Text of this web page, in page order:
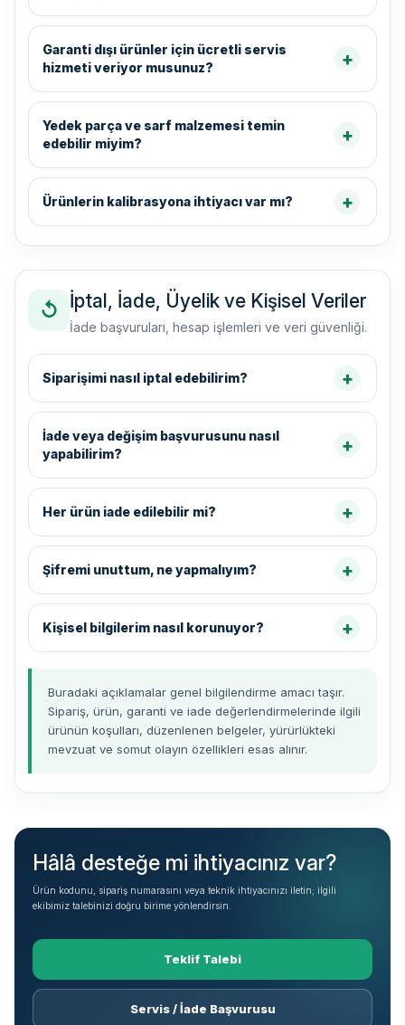
Garanti dışı ürünler için ücretli servis
hizmeti veriyor musunuz?
Yedek parça ve sarf malzemesi temin
edebilir miyim?
Ürünlerin kalibrasyona ihtiyacı var mı?
↺ İptal, İade, Üyelik ve Kişisel Veriler
İade başvuruları, hesap işlemleri ve veri güvenliği.
Siparişimi nasıl iptal edebilirim?
İade veya değişim başvurusunu nasıl
yapabilirim?
Her ürün iade edilebilir mi?
Şifremi unuttum, ne yapmalıyım?
Kişisel bilgilerim nasıl korunuyor?
Buradaki açıklamalar genel bilgilendirme amacı taşır.
Sipariş, ürün, garanti ve iade değerlendirmelerinde ilgili
ürünün koşulları, düzenlenen belgeler, yürürlükteki
mevzuat ve somut olayın özellikleri esas alınır.
Hâlâ desteğe mi ihtiyacınız var?
Ürün kodunu, sipariş numarasını veya teknik ihtiyacınızı iletin; ilgili
ekibimiz talebinizi doğru birime yönlendirsin.
Teklif Talebi
Servis / İade Başvurusu